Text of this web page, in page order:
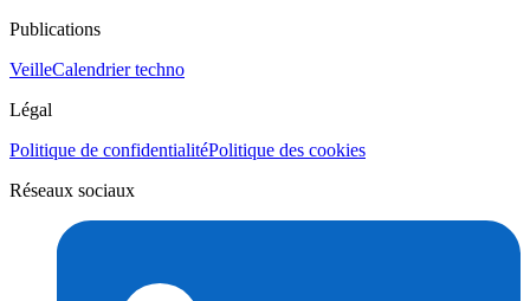
Publications
VeilleCalendrier techno
Légal
Politique de confidentialitéPolitique des cookies
Réseaux sociaux